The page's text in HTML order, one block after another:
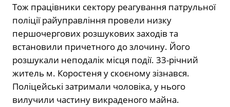
Тож працівники сектору реагування патрульної
поліції райуправління провели низку
першочергових розшукових заходів та
встановили причетного до злочину. Його
розшукали неподалік місця події. 33-річний
житель м. Коростеня у скоєному зізнався.
Поліцейські затримали чоловіка, у нього
вилучили частину викраденого майна.